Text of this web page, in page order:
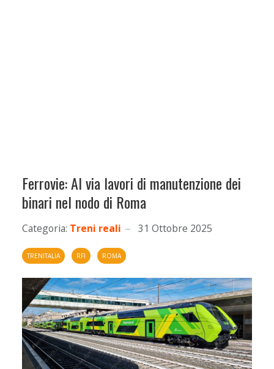
Ferrovie: Al via lavori di manutenzione dei
binari nel nodo di Roma
Categoria: Treni reali 31 Ottobre 2025
TRENITALIA RFI ROMA